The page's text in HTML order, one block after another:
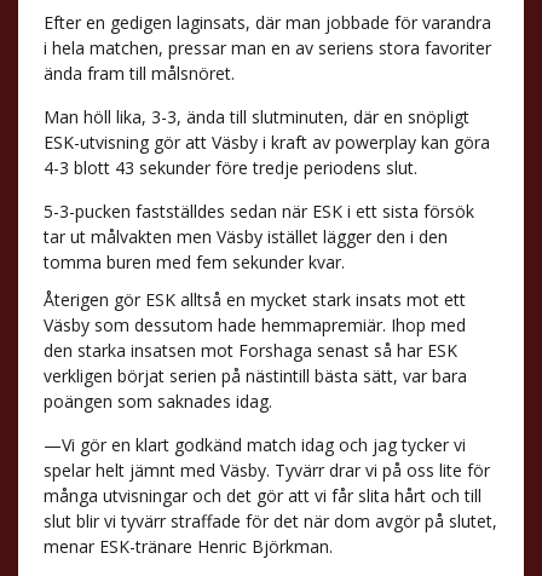
Efter en gedigen laginsats, där man jobbade för varandra
i hela matchen, pressar man en av seriens stora favoriter
ända fram till målsnöret.
Man höll lika, 3-3, ända till slutminuten, där en snöpligt
ESK-utvisning gör att Väsby i kraft av powerplay kan göra
4-3 blott 43 sekunder före tredje periodens slut.
5-3-pucken fastställdes sedan när ESK i ett sista försök
tar ut målvakten men Väsby istället lägger den i den
tomma buren med fem sekunder kvar.
Återigen gör ESK alltså en mycket stark insats mot ett
Väsby som dessutom hade hemmapremiär. Ihop med
den starka insatsen mot Forshaga senast så har ESK
verkligen börjat serien på nästintill bästa sätt, var bara
poängen som saknades idag.
—Vi gör en klart godkänd match idag och jag tycker vi
spelar helt jämnt med Väsby. Tyvärr drar vi på oss lite för
många utvisningar och det gör att vi får slita hårt och till
slut blir vi tyvärr straffade för det när dom avgör på slutet,
menar ESK-tränare Henric Björkman.